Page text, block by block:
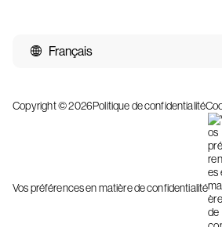
Français
Copyright © 2026Politique de confidentialité
Vos préférences en matière de confidentialité